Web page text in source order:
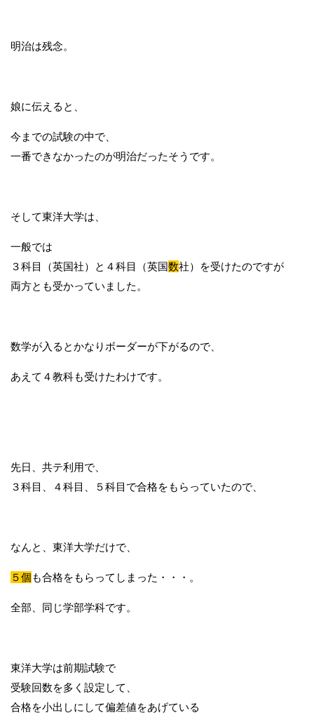
明治は残念。
娘に伝えると、
今までの試験の中で、
一番できなかったのが明治だったそうです。
そして東洋大学は、
一般では
３科目（英国社）と４科目（英国数社）を受けたのですが
両方とも受かっていました。
数学が入るとかなりボーダーが下がるので、
あえて４教科も受けたわけです。
先日、共テ利用で、
３科目、４科目、５科目で合格をもらっていたので、
なんと、東洋大学だけで、
５個も合格をもらってしまった・・・。
全部、同じ学部学科です。
東洋大学は前期試験で
受験回数を多く設定して、
合格を小出しにして偏差値をあげている